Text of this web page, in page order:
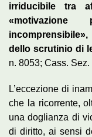
irriducibile tra
«motivazione
dello scrutinio di
n. 8053; Cass.
L’eccezione di
che la ricorrente,
una doglianza di
di diritto, ai sensi